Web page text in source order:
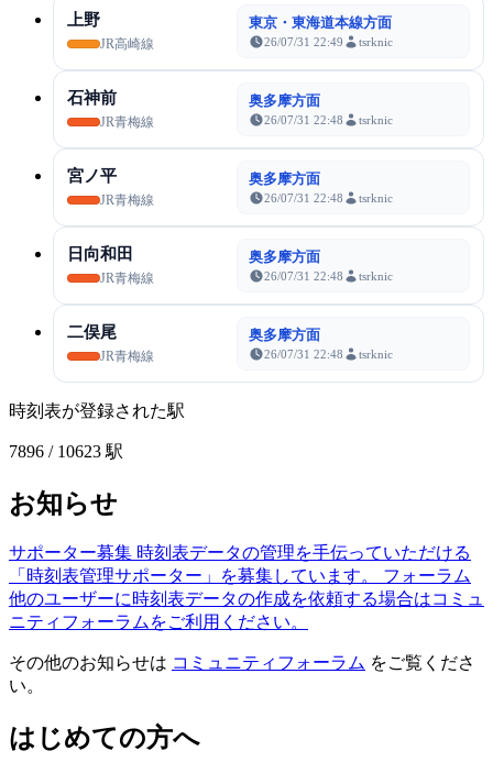
上野
JR高崎線
東京・東海道本線方面
26/07/31 22:49 tsrknic
石神前
JR青梅線
奥多摩方面
26/07/31 22:48 tsrknic
宮ノ平
JR青梅線
奥多摩方面
26/07/31 22:48 tsrknic
日向和田
JR青梅線
奥多摩方面
26/07/31 22:48 tsrknic
二俣尾
JR青梅線
奥多摩方面
26/07/31 22:48 tsrknic
時刻表が登録された駅
7896 / 10623 駅
お知らせ
サポーター募集 時刻表データの管理を手伝っていただける
「時刻表管理サポーター」を募集しています。
フォーラム
他のユーザーに時刻表データの作成を依頼する場合はコミュ
ニティフォーラムをご利用ください。
その他のお知らせは コミュニティフォーラム をご覧くださ
い。
はじめての方へ